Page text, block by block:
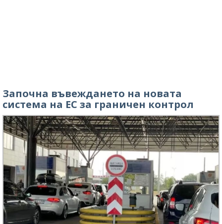
Започна въвеждането на новата
система на ЕС за граничен контрол